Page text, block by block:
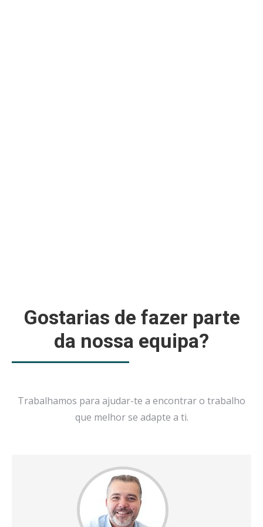
Gostarias de fazer parte
da nossa equipa?
Trabalhamos para ajudar-te a encontrar o trabalho
que melhor se adapte a ti.